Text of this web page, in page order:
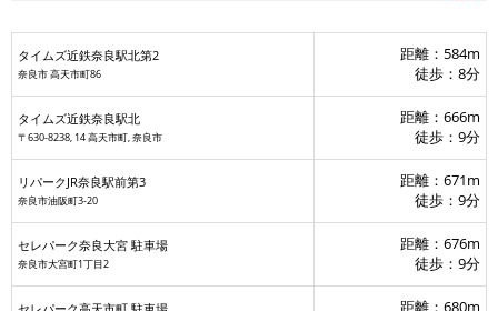
リパークJR奈良駅前第3
セレパーク奈良大宮 駐車場
MID新大宮パーキング
三条都パーキング
タイムズ近鉄奈良駅北第2
奈良市 高天市町86
距離：584m
徒歩：8分
タイムズ近鉄奈良駅北
〒630-8238, 14 高天市町, 奈良市
距離：666m
徒歩：9分
リパークJR奈良駅前第3
奈良市油阪町3-20
距離：671m
徒歩：9分
セレパーク奈良大宮 駐車場
奈良市大宮町1丁目2
距離：676m
徒歩：9分
距離：680m